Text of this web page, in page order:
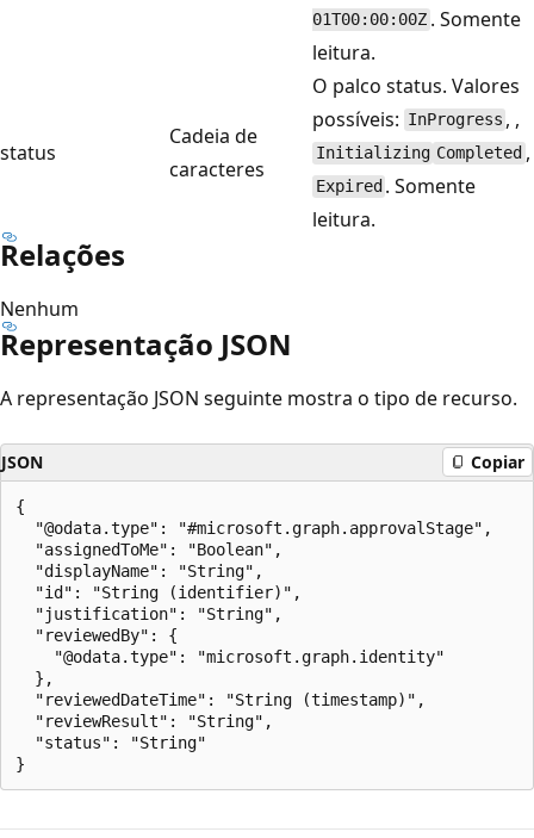
01T00:00:00Z . Somente
leitura.
status
Cadeia de
caracteres
O palco status. Valores
possíveis: InProgress , ,
Initializing Completed ,
Expired . Somente
leitura.
Relações
Nenhum
Representação JSON
A representação JSON seguinte mostra o tipo de recurso.
JSON Copiar
{
  "@odata.type": "#microsoft.graph.approvalStage",
  "assignedToMe": "Boolean",
  "displayName": "String",
  "id": "String (identifier)",
  "justification": "String",
  "reviewedBy": {
    "@odata.type": "microsoft.graph.identity"
  },
  "reviewedDateTime": "String (timestamp)",
  "reviewResult": "String",
  "status": "String"